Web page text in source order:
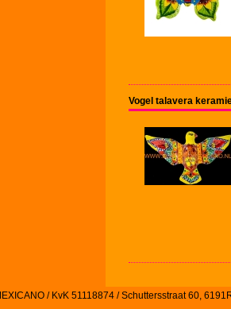
Vogel talavera
/ KvK 51118874 / Schuttersstraat 60,